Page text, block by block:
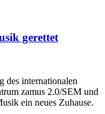
gerettet
des internationalen
zamus 2.0/SEM und
ein neues Zuhause.